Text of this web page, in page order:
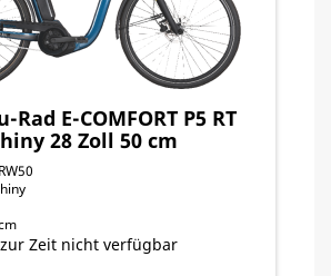
Rad E-COMFORT P5 RT
28 Zoll 50 cm
Zeit nicht verfügbar